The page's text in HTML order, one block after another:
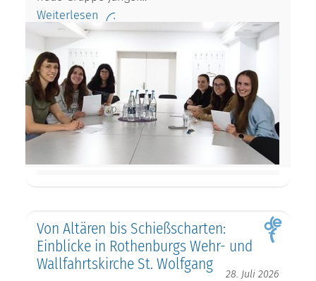
Weiterlesen
Von Altären bis Schießscharten:
Einblicke in Rothenburgs Wehr- und
Wallfahrtskirche St. Wolfgang
28. Juli 2026